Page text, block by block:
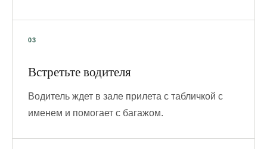
Встретьте водителя
Водитель ждет в зале прилета с табличкой с
именем и помогает с багажом.